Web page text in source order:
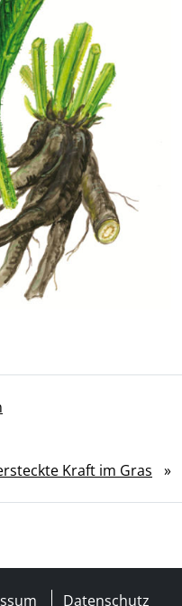
Kraft im Gras »
Datenschutz